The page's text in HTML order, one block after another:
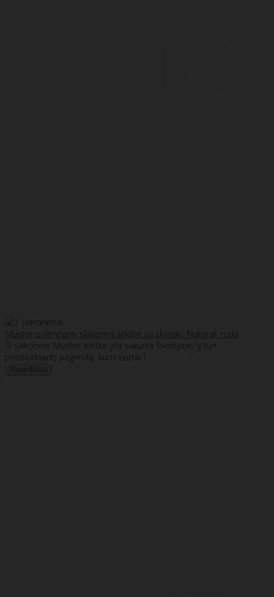
Mushie prilimpanti silikoninė lėkštė su skyriais Natural, ruda
Ši silikoninė Mushie lėkštė yra sukurta Švedijoje, ji turi
prisisiurbiantį pagrindą, kuris tvirtai l..